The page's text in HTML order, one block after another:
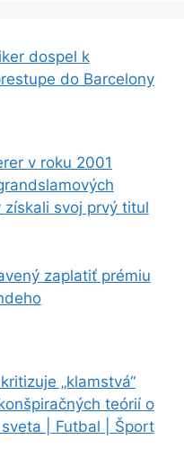
dospel k
do Barcelony
v roku 2001
získali svoj prvý titul
zaplatiť prémiu
„klamstvá“
teórií o
| Futbal | Šport